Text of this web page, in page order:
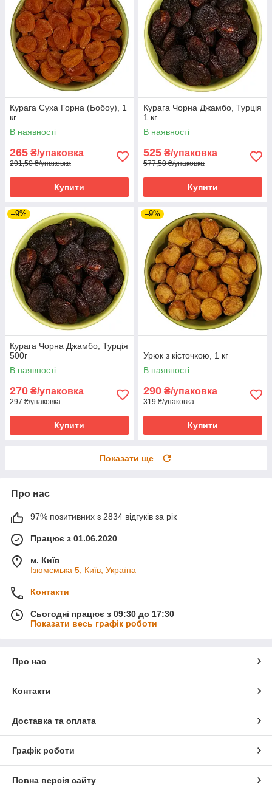
Курага Суха Горна (Бобоу), 1
кг
В наявності
265 ₴/упаковка
291,50 ₴/упаковка
Купити
Курага Чорна Джамбо, Турція
1 кг
В наявності
525 ₴/упаковка
577,50 ₴/упаковка
Купити
–9%
Курага Чорна Джамбо, Турція
500г
В наявності
270 ₴/упаковка
297 ₴/упаковка
Купити
–9%
Урюк з кісточкою, 1 кг
В наявності
290 ₴/упаковка
319 ₴/упаковка
Купити
Показати ще
Про нас
97% позитивних з 2834 відгуків за рік
Працює з 01.06.2020
м. Київ
Ізюмсмька 5, Київ, Україна
Контакти
Сьогодні працює з 09:30 до 17:30
Показати весь графік роботи
Про нас
Контакти
Доставка та оплата
Графік роботи
Повна версія сайту